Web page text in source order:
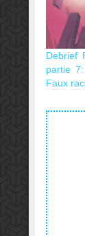
Debrief
partie
Faux